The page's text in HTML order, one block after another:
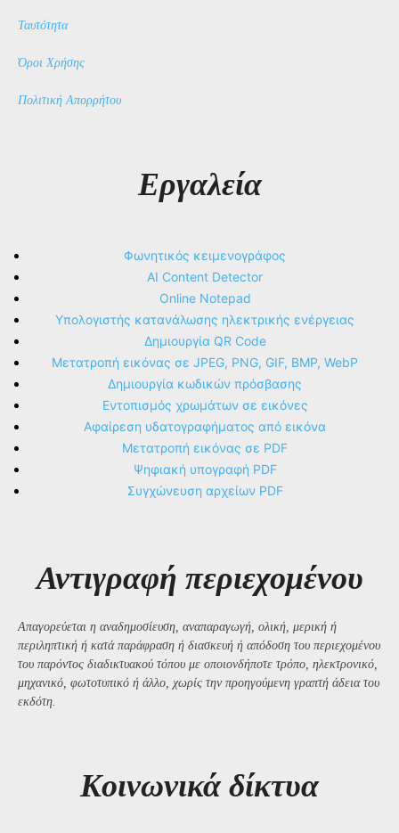
Ταυτότητα
Όροι Χρήσης
Πολιτική Απορρήτου
Εργαλεία
Φωνητικός κειμενογράφος
AI Content Detector
Online Notepad
Υπολογιστής κατανάλωσης ηλεκτρικής ενέργειας
Δημιουργία QR Code
Μετατροπή εικόνας σε JPEG, PNG, GIF, BMP, WebP
Δημιουργία κωδικών πρόσβασης
Εντοπισμός χρωμάτων σε εικόνες
Αφαίρεση υδατογραφήματος από εικόνα
Μετατροπή εικόνας σε PDF
Ψηφιακή υπογραφή PDF
Συγχώνευση αρχείων PDF
Αντιγραφή περιεχομένου
Απαγορεύεται η αναδημοσίευση, αναπαραγωγή, ολική, μερική ή
περιληπτική ή κατά παράφραση ή διασκευή ή απόδοση του περιεχομένου
του παρόντος διαδικτυακού τόπου με οποιονδήποτε τρόπο, ηλεκτρονικό,
μηχανικό, φωτοτυπικό ή άλλο, χωρίς την προηγούμενη γραπτή άδεια του
εκδότη.
Kοινωνικά δίκτυα